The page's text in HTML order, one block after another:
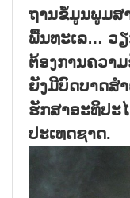
ຖານຂໍ້ມູນພູມສ
ພື້ນທະເລ… ວຽ
ຕ້ອງການຄວາ
ຍັງມີບົດບາດສ
ຮັກສາອະທິປະ
ປະເທດຊາດ.